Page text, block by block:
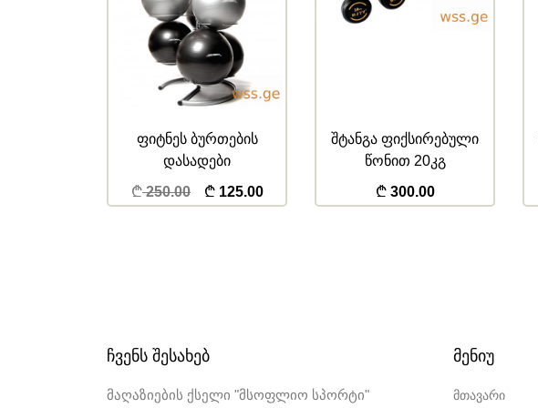
შტანგა ფიქსირებული
წონით 20კგ
300.00
შტანგა ფიქსირებული
წონით 15კგ
225.00
ᲩᲕᲔᲜᲡ ᲨᲔᲡᲐᲮᲔᲑ
მაღაზიების ქსელი "მსოფლიო სპორტი"
ᲛᲔᲜᲘᲣ
მთავარი